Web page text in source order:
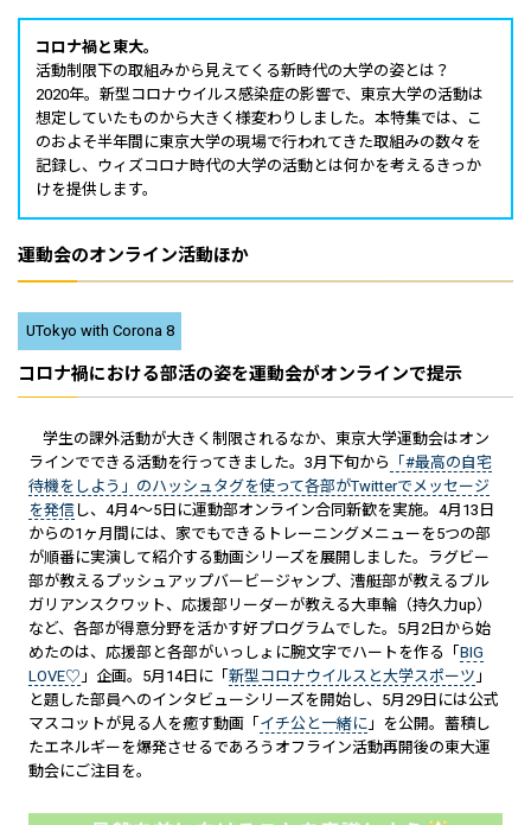
コロナ禍と東大。
活動制限下の取組みから見えてくる新時代の大学の姿とは？
2020年。新型コロナウイルス感染症の影響で、東京大学の活動は
想定していたものから大きく様変わりしました。本特集では、こ
のおよそ半年間に東京大学の現場で行われてきた取組みの数々を
記録し、ウィズコロナ時代の大学の活動とは何かを考えるきっか
けを提供します。
運動会のオンライン活動ほか
UTokyo with Corona 8
コロナ禍における部活の姿を運動会がオンラインで提示
学生の課外活動が大きく制限されるなか、東京大学運動会はオン
ラインでできる活動を行ってきました。3月下旬から
「#最高の自宅
待機をしよう」のハッシュタグを使って各部がTwitterでメッセージ
を発信 し、4月4～5日に運動部オンライン合同新歓を実施。4月13日
からの1ヶ月間には、家でもできるトレーニングメニューを5つの部
が順番に実演して紹介する動画シリーズを展開しました。ラグビー
部が教えるプッシュアップバービージャンプ、漕艇部が教えるブル
ガリアンスクワット、応援部リーダーが教える大車輪（持久力up）
など、各部が得意分野を活かす好プログラムでした。5月2日から始
めたのは、応援部と各部がいっしょに腕文字でハートを作る「 BIG
LOVE♡ 」企画。5月14日に「 新型コロナウイルスと大学スポーツ 」
と題した部員へのインタビューシリーズを開始し、5月29日には公式
マスコットが見る人を癒す動画「 イチ公と一緒に 」を公開。蓄積し
たエネルギーを爆発させるであろうオフライン活動再開後の東大運
動会にご注目を。